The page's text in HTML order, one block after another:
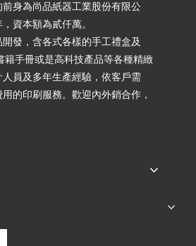
身為尚品紙器工業股份有限公
資本額為貳仟萬。
發，含各式各樣的手工禮盒及
籍手冊或是高科技產品等各種精緻
員及多年生產經驗，依客戶需
的印刷服務。歡迎內外銷合作，